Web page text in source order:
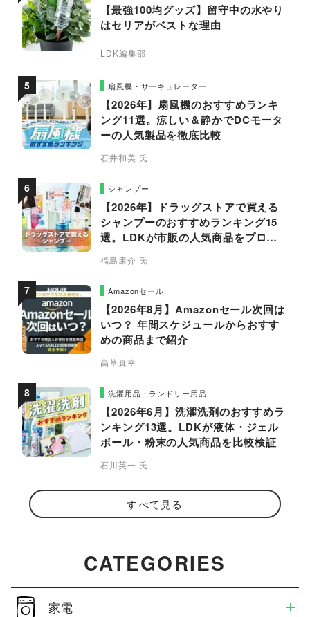
【最強100均グッズ】留守中の水やり
はセリアがベストな理由
LDK編集部
扇風機・サーキュレーター
【2026年】扇風機のおすすめランキ
ング11選。涼しい＆静かでDCモータ
ーの人気製品を徹底比較
石井和美 氏
シャンプー
【2026年】ドラッグストアで買える
シャンプーのおすすめランキング15
選。LDKが市販の人気商品をプロと
福島康介 氏
Amazonセール
【2026年8月】Amazonセール次回は
いつ？ 年間スケジュールからおすす
めの商品まで紹介
高草真幸
洗濯用品・ランドリー用品
【2026年6月】洗濯洗剤のおすすめラ
ンキング13選。LDKが液体・ジェル
ボール・粉末の人気商品を比較検証
石川英一 氏
すべて見る
CATEGORIES
家電